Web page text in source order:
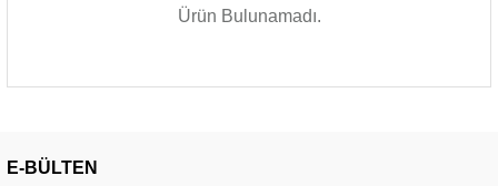
Ürün Bulunamadı.
E-BÜLTEN